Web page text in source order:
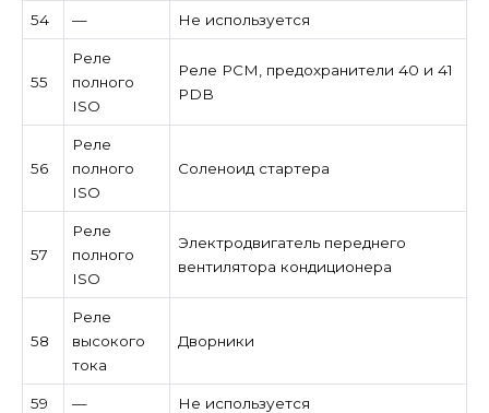
54 — Не используется
55
Реле
полного
ISO
Реле PCM, предохранители 40 и 41
PDB
56
Реле
полного
ISO
Соленоид стартера
57
Реле
полного
ISO
Электродвигатель переднего
вентилятора кондиционера
58
Реле
высокого
тока
Дворники
59 — Не используется